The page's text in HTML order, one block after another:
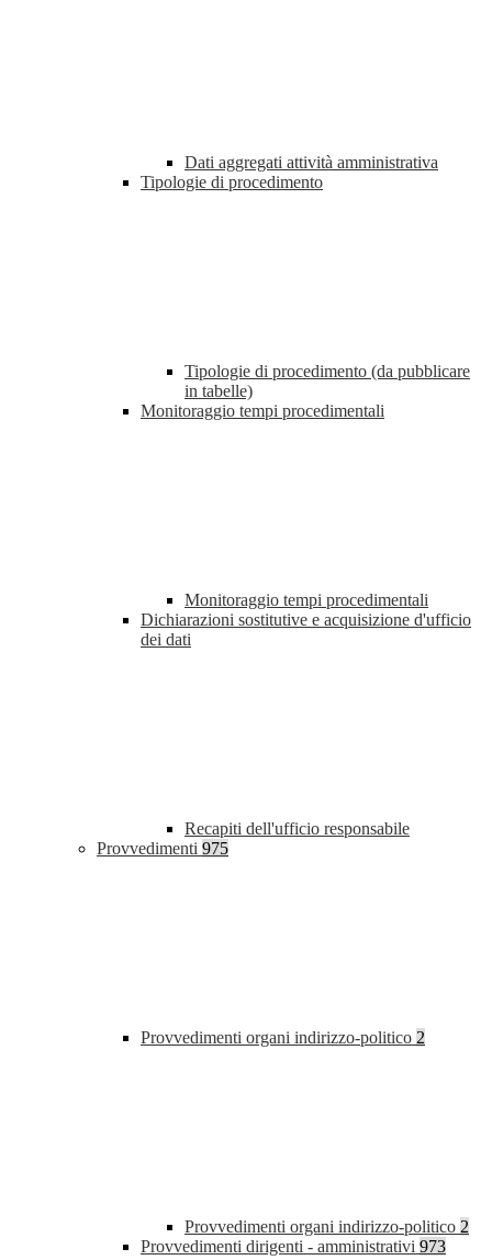
Dati aggregati attività amministrativa
Tipologie di procedimento
Tipologie di procedimento (da pubblicare
in tabelle)
Monitoraggio tempi procedimentali
Monitoraggio tempi procedimentali
Dichiarazioni sostitutive e acquisizione d'ufficio
dei dati
Recapiti dell'ufficio responsabile
Provvedimenti 975
Provvedimenti organi indirizzo-politico 2
Provvedimenti organi indirizzo-politico 2
Provvedimenti dirigenti - amministrativi 973